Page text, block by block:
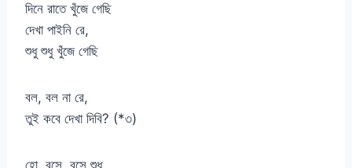
দিনে রাতে খুঁজে গেছি
দেখা পাইনি রে,
শুধু শুধু খুঁজে গেছি
বল, বল না রে,
তুই কবে দেখা দিবি? (*৩)